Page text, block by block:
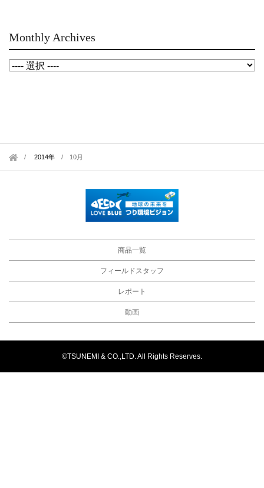
Monthly Archives
2014年 / 10月
商品一覧
フィールドスタッフ
レポート
動画
©TSUNEMI & CO.,LTD. All Rights Reserves.